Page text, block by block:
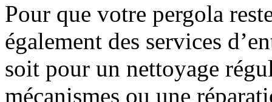
Pour que votre pergola
également des services
soit pour un nettoyage
mécanismes ou une